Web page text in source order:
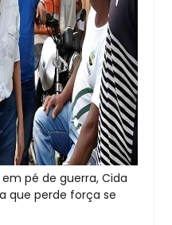
pé de guerra, Cida
que perde força se